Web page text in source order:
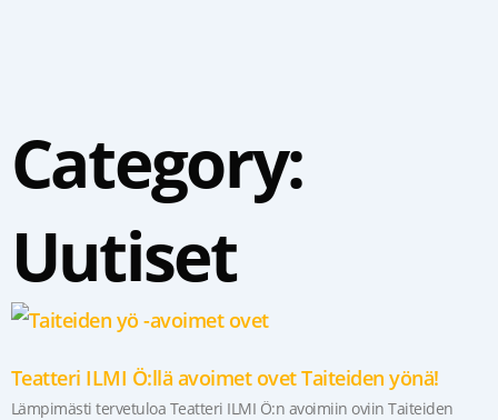
Category:
Uutiset
Teatteri ILMI Ö:llä avoimet ovet Taiteiden yönä!
Lämpimästi tervetuloa Teatteri ILMI Ö:n avoimiin oviin Taiteiden
Page
Page
Page
Page
Page